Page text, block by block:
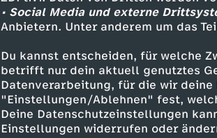
• Social Media und externe
Anbietern. Unter anderem um das
Du kannst entscheiden, für welche
betrifft nur dein aktuell genutztes
Datenverarbeitung, für die wir
"Einstellungen/Ablehnen" fest,
Deine Datenschutzeinstellungen
Einstellungen widerrufen oder
Herunterladen
3,2 MB (PDF)